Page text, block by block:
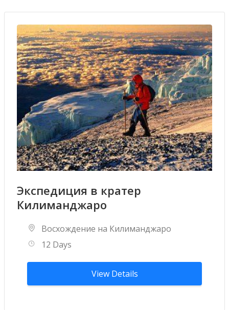
Экспедиция в кратер
Килиманджаро
Восхождение на Килиманджаро
12 Days
View Details